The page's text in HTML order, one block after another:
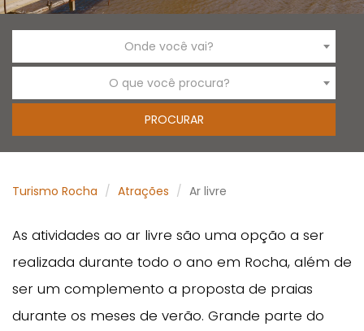
Onde você vai?
O que você procura?
Turismo Rocha Atrações Ar livre
As atividades ao ar livre são uma opção a ser
realizada durante todo o ano em Rocha, além de
ser um complemento a proposta de praias
durante os meses de verão. Grande parte do